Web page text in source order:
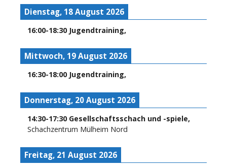
Dienstag, 18 August 2026
16:00-18:30 Jugendtraining,
Mittwoch, 19 August 2026
16:30-18:00 Jugendtraining,
Donnerstag, 20 August 2026
14:30-17:30 Gesellschaftsschach und -spiele,
Schachzentrum Mülheim Nord
Freitag, 21 August 2026